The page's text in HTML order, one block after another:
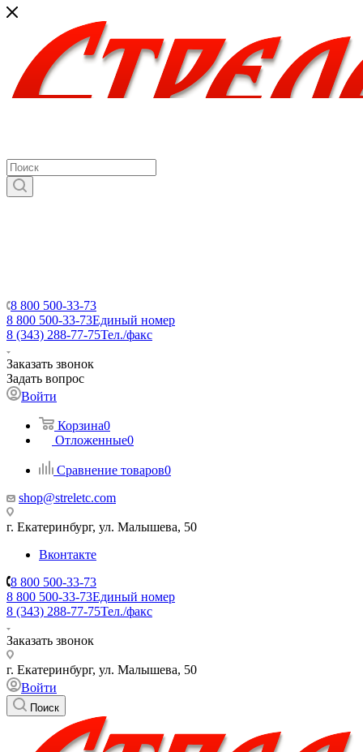
8 800 500-33-73
8 800 500-33-73Единый номер
8 (343) 288-77-75Тел./факс
Заказать звонок
Задать вопрос
Войти
Корзина0
Отложенные0
Сравнение товаров0
shop@streletc.com
г. Екатеринбург, ул. Малышева, 50
Вконтакте
8 800 500-33-73
8 800 500-33-73Единый номер
8 (343) 288-77-75Тел./факс
Заказать звонок
г. Екатеринбург, ул. Малышева, 50
Войти
Поиск